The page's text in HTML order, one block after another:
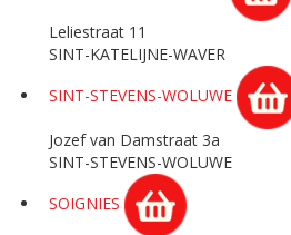
Leliestraat 11
SINT-KATELIJNE-WAVER
SINT-STEVENS-WOLUWE
Jozef van Damstraat 3a
SINT-STEVENS-WOLUWE
SOIGNIES